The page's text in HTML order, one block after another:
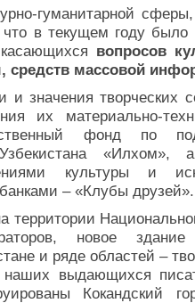
гуманитарной
что в текущем году было
вопросов
средств массовой
значения творческих
их материально-
фонд по
«Илхом»,
культуры и
– «Клубы друзей».
территории
новое
и ряде областей –
выдающихся
Кокандский